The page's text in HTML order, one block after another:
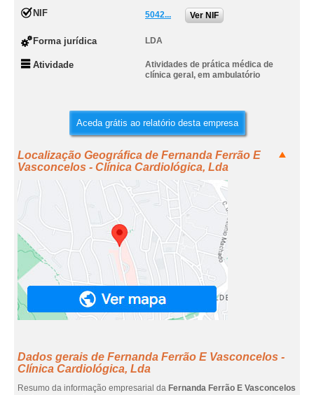
NIF 5042... Ver NIF
Forma jurídica LDA
Atividade
Atividades de prática médica de
clínica geral, em ambulatório
Aceda grátis ao relatório desta empresa
Localização Geográfica de Fernanda Ferrão E
Vasconcelos - Clínica Cardiológica, Lda
Dados gerais de Fernanda Ferrão E Vasconcelos -
Clínica Cardiológica, Lda
Resumo da informação empresarial da Fernanda Ferrão E Vasconcelos